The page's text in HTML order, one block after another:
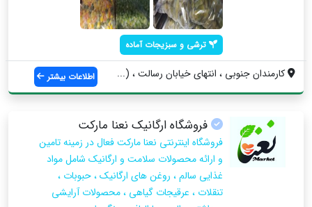
ترشی و سبزیجات آماده
کارمندان جنوبی ، انتهای خیابان رسالت ، (... اطلاعات بیشتر
فروشگاه ارگانیک نعنا مارکت
فروشگاه اینترنتی نعنا مارکت فعال در زمینه تامین
و ارائه محصولات سلامت و ارگانیک شامل مواد
غذایی سالم ، روغن های ارگانیک ، حبوبات ،
تنقلات ، عرقیجات گیاهی ، محصولات آرایشی